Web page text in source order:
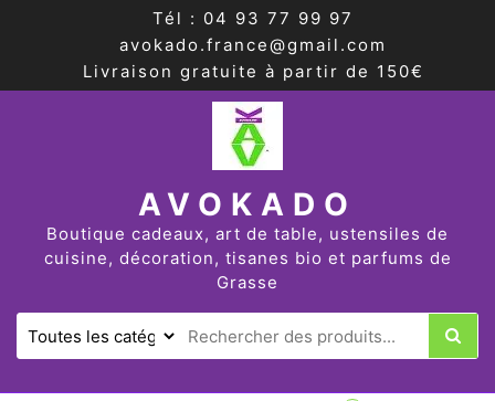
Tél : 04 93 77 99 97
avokado.france@gmail.com
Livraison gratuite à partir de 150€
AVOKADO
Boutique cadeaux, art de table, ustensiles de
cuisine, décoration, tisanes bio et parfums de
Grasse